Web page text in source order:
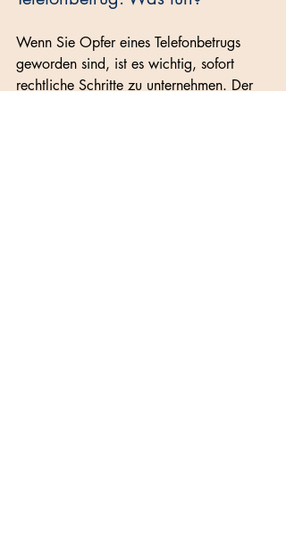
Wenn Sie Opfer eines Telefonbetrugs
geworden sind, ist es wichtig, sofort
rechtliche Schritte zu unternehmen. Der